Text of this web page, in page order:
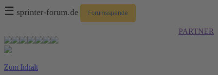
☰ sprinter-forum.de Forumsspende
PARTNER
Zum Inhalt